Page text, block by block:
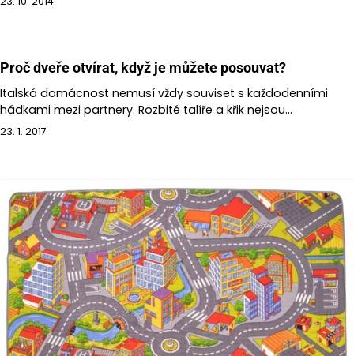
Proč dveře otvírat, když je můžete posouvat?
Italská domácnost nemusí vždy souviset s každodenními
hádkami mezi partnery. Rozbité talíře a křik nejsou…
23. 1. 2017